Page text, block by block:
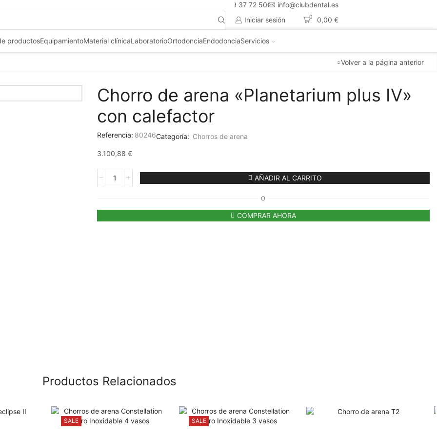
+34 659 37 72 50
info@clubdental.es
Iniciar sesión
0 0,00 €
productosEquipamientoMaterial clínicaLaboratorioOrtodonciaEndodonciaServicios
Volver a la página anterior
Chorro de arena «Planetarium plus IV»
con calefactor
Referencia: 80246Categoría: Chorros de arena
3.100,88 €
AÑADIR AL CARRITO
O
COMPRAR AHORA
Productos Relacionados
SALE SALE